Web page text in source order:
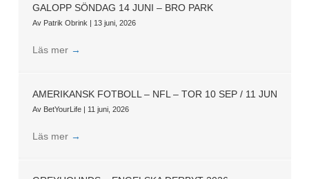
GALOPP SÖNDAG 14 JUNI – BRO PARK
Av Patrik Obrink | 13 juni, 2026
Läs mer →
AMERIKANSK FOTBOLL – NFL – TOR 10 SEP / 11 JUN
Av BetYourLife | 11 juni, 2026
Läs mer →